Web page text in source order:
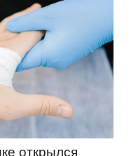
открылся